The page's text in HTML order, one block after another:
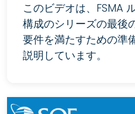
このビデオは、FSMA
構成のシリーズの最後
要件を満たすための準
説明しています。